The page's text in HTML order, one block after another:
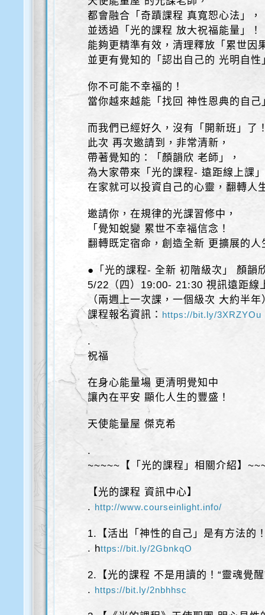
都會融合「奇蹟課程 真寬恕心法」，
並透過「光的課程 放大祝福能量」！
能夠更精準有效，清理釋放「累世因
並更有覺知的「認出自己的 光明自性
你不可能不幸福的！
當你越來越能「找回 神性恩典的自己
而我們已經好久，沒有「開新班」了
此次 再次邀請到，非常清新，
帶著覺知的：「顏韻欣 老師」，
為大家帶來「光的課程- 遠距線上課
在家就可以投資自己的心靈，翻轉人
邀請你，在規律的光課習修中，
「覺知蛻變 累世不幸福信念！
翻轉既定宿命，創造全新 更擴展的人
●「光的課程- 全新 初階級次」 顏韻
5/22（四）19:00- 21:30 視訊遠距線
（兩週上一次課，一個級次 大約半年
課程報名資訊： https://bit.ly/3XRZYOu
.
祝福
在身心能量場 更清明覺知中
讓內在平安 顯化人生的豐盛！
天使能量屋 傑克希
.
~~~~~【「光的課程」相關介紹】
【光的課程 資訊中心】
. http://www.courseinlight.info/
1.【活出「神性的自己」是有方法的
. https://bit.ly/2GbnkqO
2.【光的課程 不是用讀的！“靈魂覺
. https://bit.ly/2nbhhsc